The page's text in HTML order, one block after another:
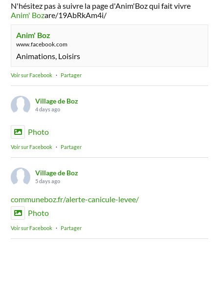
N'hésitez pas à suivre la page d'Anim'Boz qui fait vivre
Anim' Bozare/19AbRkAm4i/
Anim' Boz
www.facebook.com
Animations, Loisirs
Voir sur Facebook · Partager
Village de Boz
4 days ago
Photo
Voir sur Facebook · Partager
Village de Boz
5 days ago
communeboz.fr/alerte-canicule-levee/
Photo
Voir sur Facebook · Partager